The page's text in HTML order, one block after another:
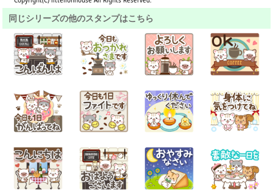
同じシリーズの他のスタンプはこちら